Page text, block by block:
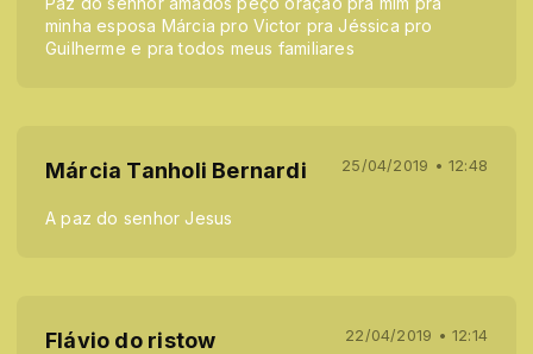
minha esposa Márcia pro Victor pra Jéssica pro
Guilherme e pra todos meus familiares
Márcia Tanholi Bernardi 25/04/2019 • 12:48
A paz do senhor Jesus
Flávio do ristow 22/04/2019 • 12:14